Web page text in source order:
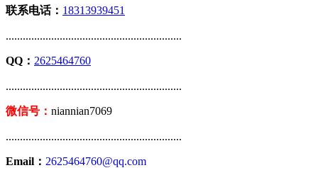
联系电话： 18313939451
..............................................................
QQ： 2625464760
..............................................................
微信号： niannian7069
..............................................................
Email： 2625464760@qq.com